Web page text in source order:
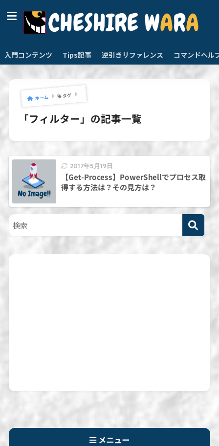
入門コンテンツ Tips記事 逆引きリファレンス コマンドヘル
ホーム タグ
「フィルター」の記事一覧
2017年5月19日
【Get-Process】PowerShellでプロセス取
得する方法は？その見方は？
メニュー